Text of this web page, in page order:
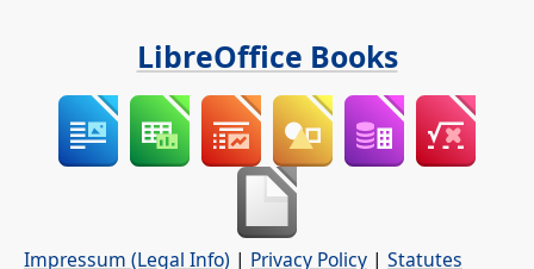
LibreOffice Books
Impressum (Legal Info) | Privacy Policy | Statutes